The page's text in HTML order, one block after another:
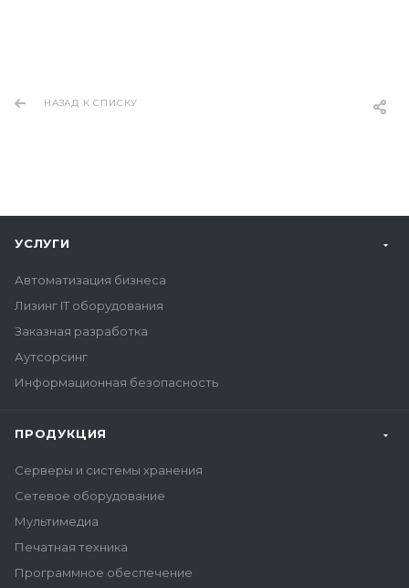
НАЗАД К СПИСКУ
УСЛУГИ
Автоматизация бизнеса
Лизинг IT оборудования
Заказная разработка
Аутсорсинг
Информационная безопасность
ПРОДУКЦИЯ
Серверы и системы хранения
Сетевое оборудование
Мультимедиа
Печатная техника
Программное обеспечение